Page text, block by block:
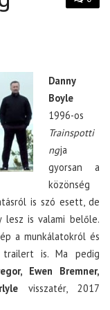
Danny
Boyle
1996-os
Trainspotti
ngja
gyorsan a
közönség
is szó esett, de
lesz is valami belőle.
a munkálatokról és
trailert is. Ma pedig
Ewen Bremner,
visszatér, 2017